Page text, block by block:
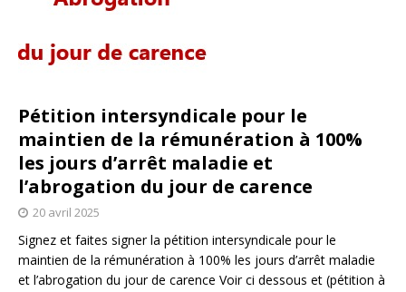
Pétition intersyndicale pour le
maintien de la rémunération à 100%
les jours d’arrêt maladie et
l’abrogation du jour de carence
20 avril 2025
Signez et faites signer la pétition intersyndicale pour le
maintien de la rémunération à 100% les jours d’arrêt maladie
et l’abrogation du jour de carence Voir ci dessous et (pétition à